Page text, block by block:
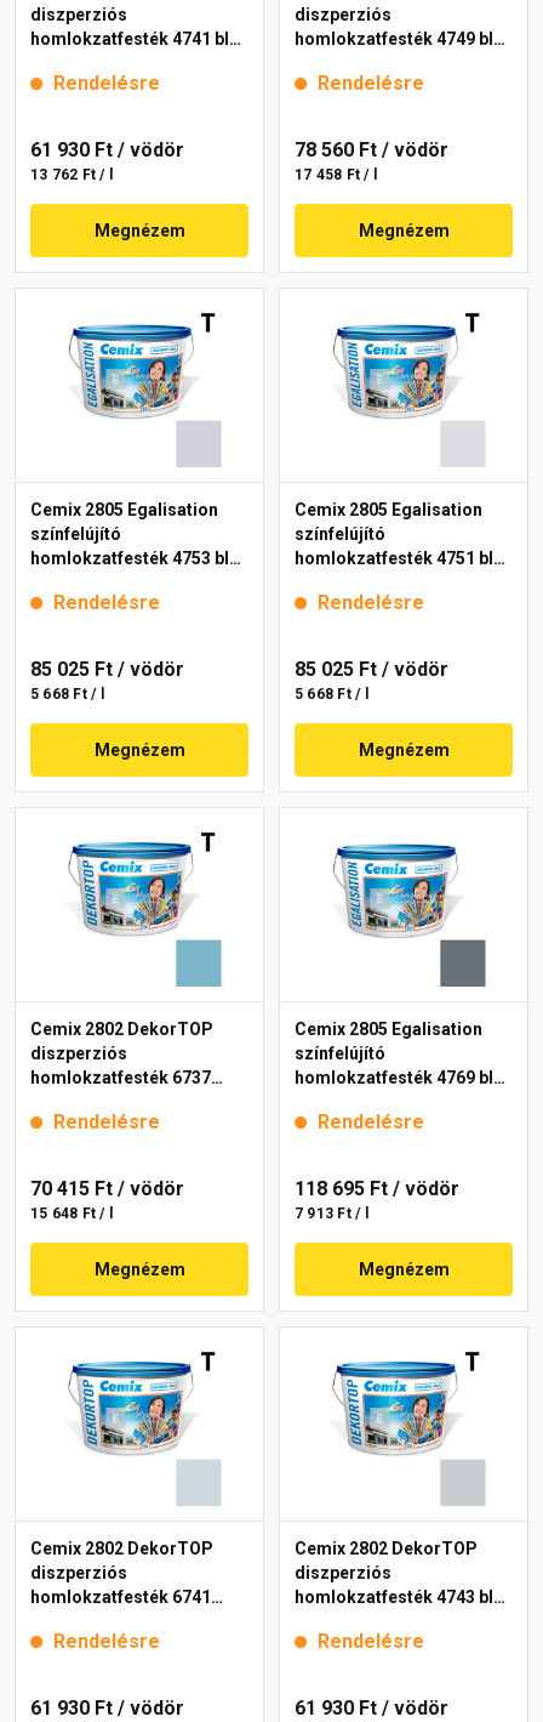
diszperziós
homlokzatfesték 4741 blue
Rendelésre
61 930 Ft / vödör
13 762 Ft / l
Megnézem
diszperziós
homlokzatfesték 4749 blue
Rendelésre
78 560 Ft / vödör
17 458 Ft / l
Megnézem
Cemix 2805 Egalisation
színfelújító
homlokzatfesték 4753 blue
Rendelésre
85 025 Ft / vödör
5 668 Ft / l
Megnézem
Cemix 2805 Egalisation
színfelújító
homlokzatfesték 4751 blue
Rendelésre
85 025 Ft / vödör
5 668 Ft / l
Megnézem
Cemix 2802 DekorTOP
diszperziós
homlokzatfesték 6737
Rendelésre
70 415 Ft / vödör
15 648 Ft / l
Megnézem
Cemix 2805 Egalisation
színfelújító
homlokzatfesték 4769 blue
Rendelésre
118 695 Ft / vödör
7 913 Ft / l
Megnézem
Cemix 2802 DekorTOP
diszperziós
homlokzatfesték 6741
Rendelésre
61 930 Ft / vödör
Cemix 2802 DekorTOP
diszperziós
homlokzatfesték 4743 blue
Rendelésre
61 930 Ft / vödör